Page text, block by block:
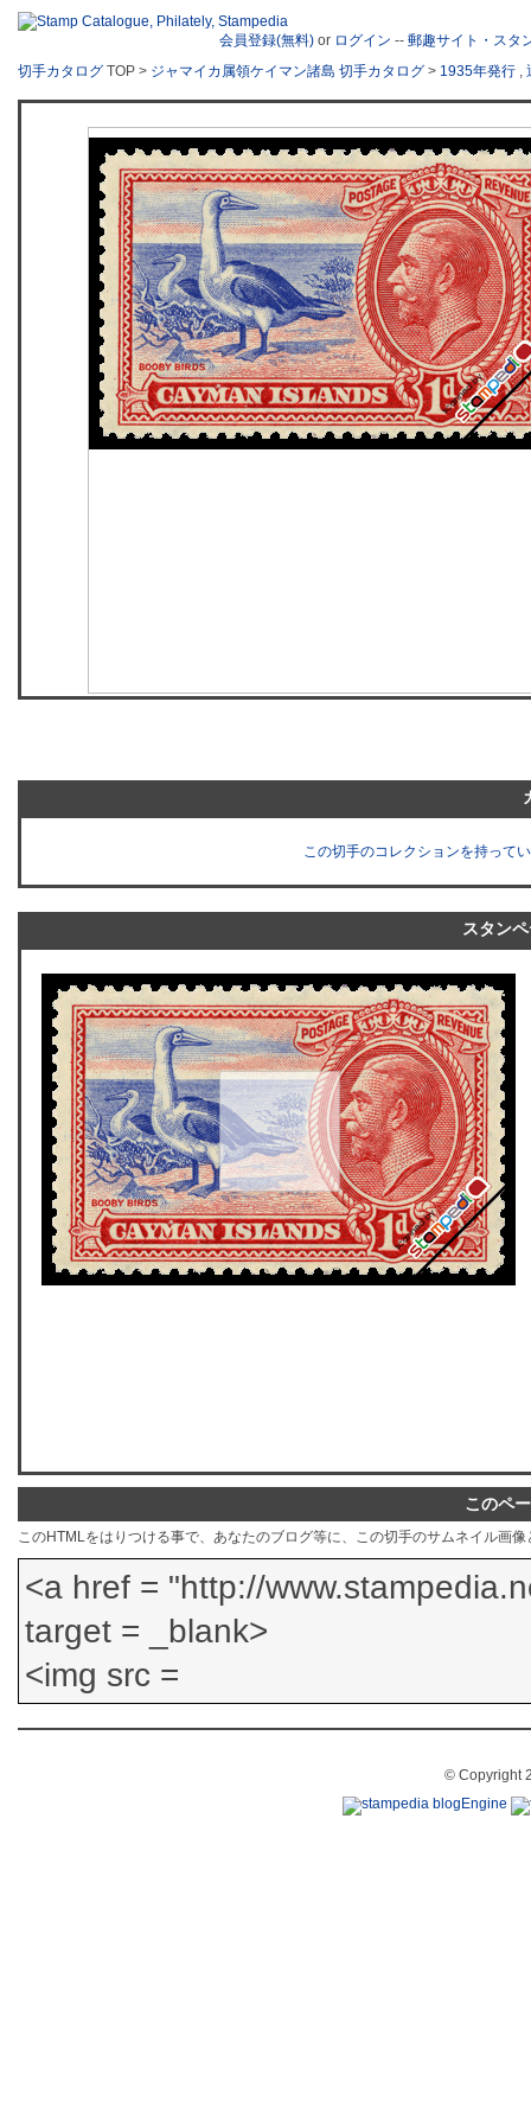
会員登録(無料) or ログイン -- 郵趣サイト・スタ
切手カタログ TOP > ジャマイカ属領ケイマン諸島 切手カタログ > 1935年発行 ,
この切手のコレクションを持って
スタン
このペ
このHTMLをはりつける事で、あなたのブログ等に、この切手のサムネイル画
© Copyright